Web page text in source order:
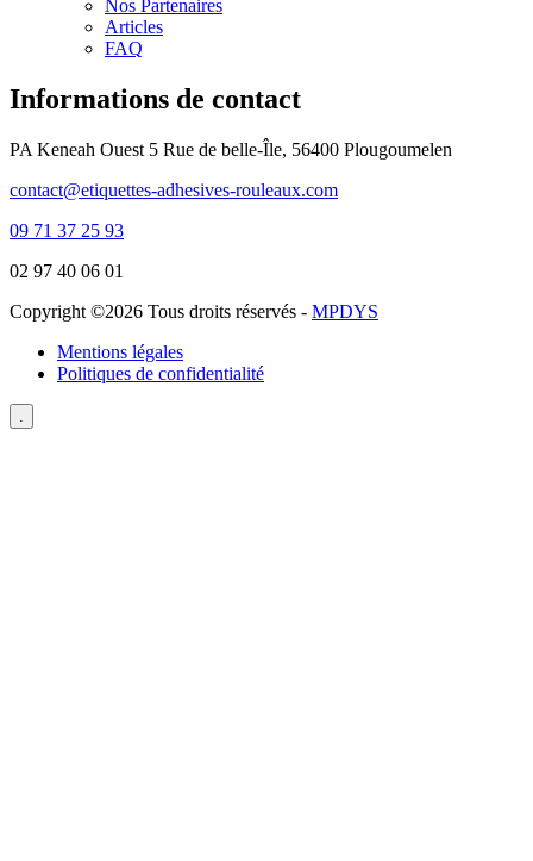
Nos Partenaires
Articles
FAQ
Informations de contact
PA Keneah Ouest 5 Rue de belle-Île, 56400 Plougoumelen
contact@etiquettes-adhesives-rouleaux.com
09 71 37 25 93
02 97 40 06 01
Copyright ©2026 Tous droits réservés - MPDYS
Mentions légales
Politiques de confidentialité